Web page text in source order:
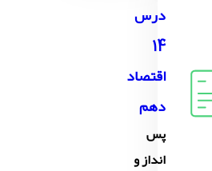
درس
14
اقتصاد
دهم
پس
انداز و